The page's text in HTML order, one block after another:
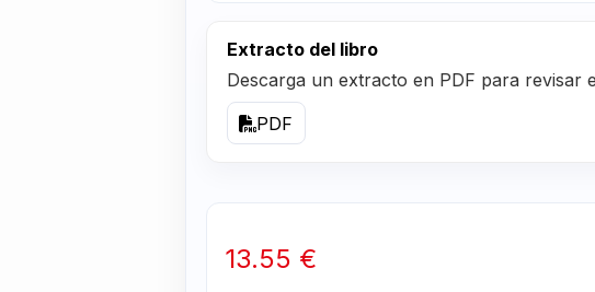
Extracto del libro
Descarga un extracto en PDF para revisar
PDF
13.55 €